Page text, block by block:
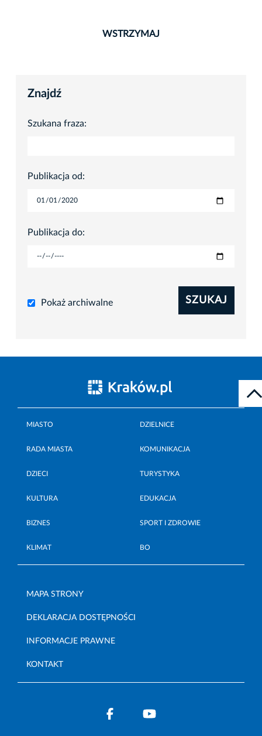
WSTRZYMAJ
Znajdź
Szukana fraza:
Publikacja od:
Publikacja do:
Pokaż archiwalne SZUKAJ
MIASTO DZIELNICE
RADA MIASTA KOMUNIKACJA
DZIECI TURYSTYKA
KULTURA EDUKACJA
BIZNES SPORT I ZDROWIE
KLIMAT BO
MAPA STRONY
DEKLARACJA DOSTĘPNOŚCI
INFORMACJE PRAWNE
KONTAKT